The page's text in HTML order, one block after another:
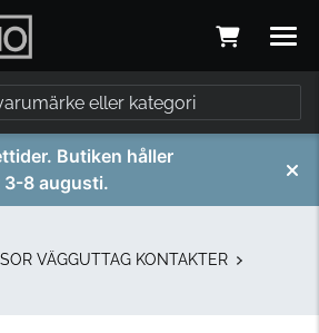
Butiken håller
8 augusti.
VÄGGUTTAG KONTAKTER